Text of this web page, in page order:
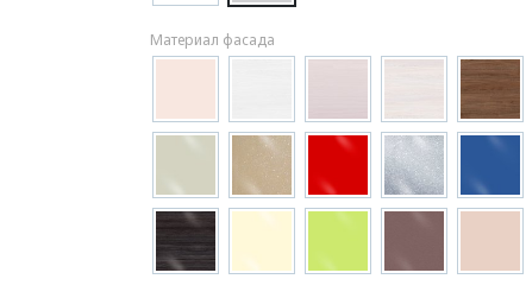
Материал фасада